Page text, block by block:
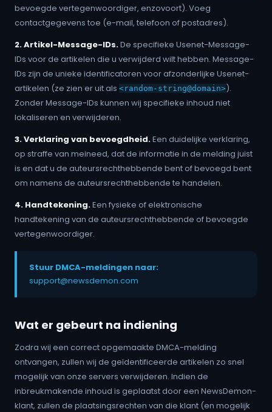
bevoegde vertegenwoordiger, enzovoort). Voeg
contactgegevens toe (e-mail, telefoon of postadres).
2. Artikel-Message-IDs.De specifieke Usenet-Message-
IDs voor de artikelen die u verwijderd wilt hebben. Message-
IDs zijn de unieke identificatoren voor afzonderlijke Usenet-
artikelen (ze zien er uit als <random-string@domain>).
Zonder Message-IDs kunnen wij specifieke inhoud niet
lokaliseren en verwijderen.
3. Verklaring van bevoegdheid.Een duidelijke verklaring,
op straffe van meineed, dat de informatie in de melding juist
is en dat u de auteursrechthebbende bent of bevoegd bent
om namens de auteursrechthebbende te handelen.
4. Handtekening.Een fysieke of elektronische
handtekening van de auteursrechthebbende of bevoegde
vertegenwoordiger.
Stuur DMCA-meldingen naar:
support@newsdemon.com
Wat er gebeurt na indiening
Zodra wij een correct opgemaakte DMCA-melding
ontvangen, zullen wij de geïdentificeerde artikelen zo snel
mogelijk van onze servers verwijderen. Indien de
inbreukmakende inhoud is geplaatst door een NewsDemon-
klant, zullen de plaatsingsrechten van die klant (en mogelijk